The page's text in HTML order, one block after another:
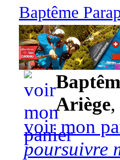
Baptême
95,00 euros
Ariège
voir mon
poursuivre